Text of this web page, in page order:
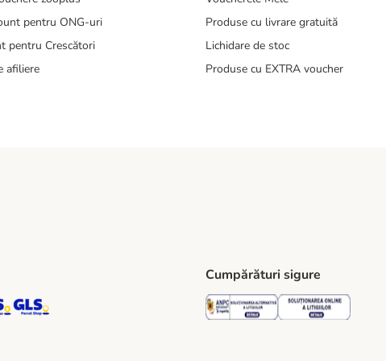
pentru ONG-uri
pentru Crescători
afiliere
Produse cu livrare gratuită
Lichidare de stoc
Produse cu EXTRA voucher
Method
GLS Locker Shipping Method
GLS Parcel Shop Shipping Method
Cumpărături sigure
Security